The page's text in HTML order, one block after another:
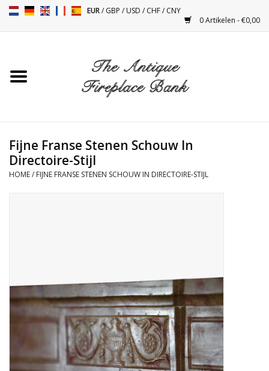
EUR/GBP /USD /CHF/CNY
0 Artikelen - €0,00
Toebehoren
Kacheltjes
Decoratieve Outdoor
Objecten
Vloeren - Steen, Terra Cotta
& Marmer
Fijne Franse Stenen Schouw In
Directoire-Stijl
HOME/ FIJNE FRANSE STENEN SCHOUW IN DIRECTOIRE-STIJL